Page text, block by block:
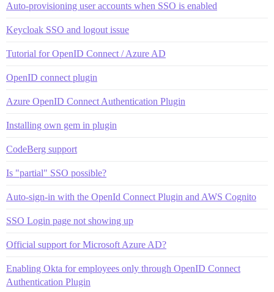
Auto-provisioning user accounts when SSO is enabled
Keycloak SSO and logout issue
Tutorial for OpenID Connect / Azure AD
OpenID connect plugin
Azure OpenID Connect Authentication Plugin
Installing own gem in plugin
CodeBerg support
Is "partial" SSO possible?
Auto-sign-in with the OpenId Connect Plugin and AWS Cognito
SSO Login page not showing up
Official support for Microsoft Azure AD?
Enabling Okta for employees only through OpenID Connect
Authentication Plugin